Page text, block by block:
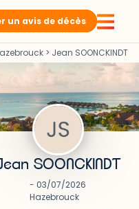
un avis de décès
> Jean SOONCKINDT
SOONCKINDT
- 03/07/2026
Hazebrouck